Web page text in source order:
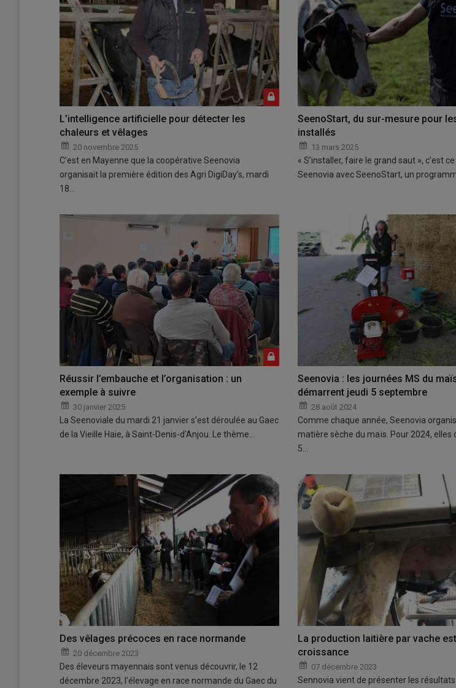
L’intelligence artificielle pour détecter les
chaleurs et vêlages
20 novembre 2025
C’est en Mayenne que la coopérative Seenovia
organisait la première édition des Agri DigiDay’s, mardi
18…
SeenoStart, du sur-mesure pour
installés
13 mars 2025
« S’installer, faire le grand saut », c’est
Seenovia avec SeenoStart, un
Réussir l’embauche et l’organisation : un
exemple à suivre
30 janvier 2025
La Seenoviale du mardi 21 janvier s’est déroulée au Gaec
de la Vieille Haie, à Saint-Denis-d’Anjou. Le thème…
Seenovia : les journées MS du
démarrent jeudi 5 septembre
28 août 2024
Comme chaque année, Seenovia
matière sèche du maïs. Pour 2024, elles
5…
Des vêlages précoces en race normande
20 décembre 2023
Des éleveurs mayennais sont venus découvrir, le 12
décembre 2023, l'élevage en race normande du Gaec du
La production laitière par vache
croissance
07 décembre 2023
Sennovia vient de présenter les